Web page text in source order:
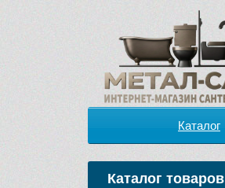
Каталог
Каталог товаров